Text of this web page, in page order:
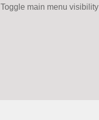
Toggle main menu visibility